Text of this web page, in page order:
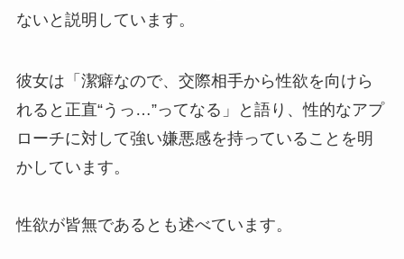
ないと説明しています。
彼女は「潔癖なので、交際相手から性欲を向けら
れると正直“うっ…”ってなる」と語り、性的なアプ
ローチに対して強い嫌悪感を持っていることを明
かしています。
性欲が皆無であるとも述べています。